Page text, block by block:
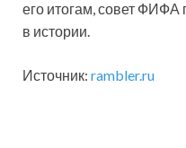
его итогам, совет
в истории.
Источник: rambler.ru